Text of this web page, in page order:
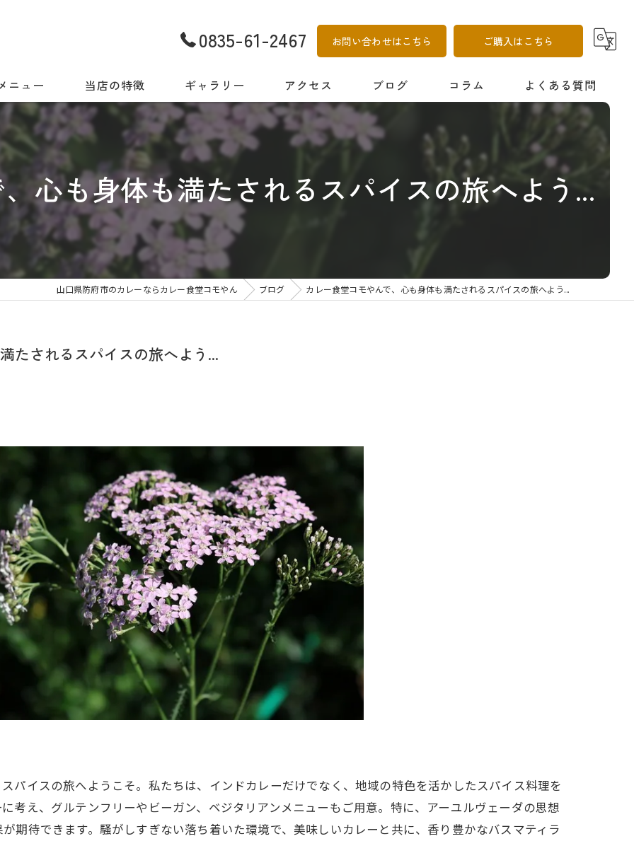
0835-61-2467 お問い合わせはこちら ご購入はこちら
ニュー 当店の特徴
世界の味をご自宅でも
今日だから出会える一皿
地元食材と世界の料理
スパイス
店内・ギャラリー
ギャラリー アクセス ブログ コラム よくある質問
心も身体も満たされるスパイスの旅へよう...
山口県防府市のカレーならカレー食堂コモやん ブログ カレー食堂コモやんで、心も身体も満たされるスパイスの旅へよう...
たされるスパイスの旅へよう...
パイスの旅へようこそ。私たちは、インドカレーだけでなく、地域の特色を活かしたスパイス料理を
考え、グルテンフリーやビーガン、ベジタリアンメニューもご用意。特に、アーユルヴェーダの思想
期待できます。騒がしすぎない落ち着いた環境で、美味しいカレーと共に、香り豊かなバスマティラ